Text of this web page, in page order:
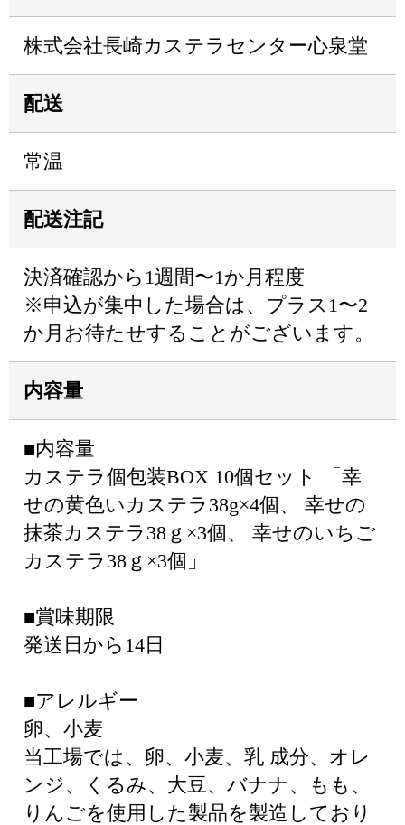
株式会社長崎カステラセンター心泉堂
配送
常温
配送注記
決済確認から1週間〜1か月程度
※申込が集中した場合は、プラス1〜2
か月お待たせすることがございます。
内容量
■内容量
カステラ個包装BOX 10個セット 「幸
せの黄色いカステラ38g×4個、 幸せの
抹茶カステラ38ｇ×3個、 幸せのいちご
カステラ38ｇ×3個」
■賞味期限
発送日から14日
■アレルギー
卵、小麦
当工場では、卵、小麦、乳 成分、オレ
ンジ、くるみ、大豆、バナナ、もも、
りんごを使用した製品を製造しており